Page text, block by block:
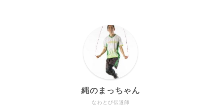
なわとび伝道師
縄のまっちゃん